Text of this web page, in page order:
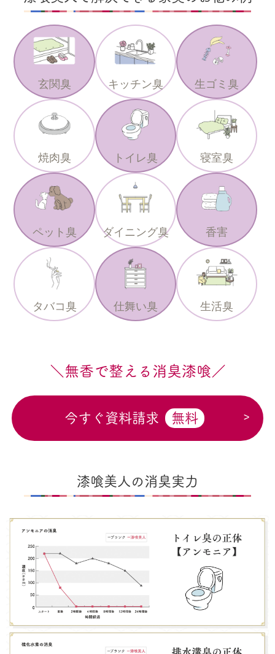
玄関臭 キッチン臭 生ゴミ臭
焼肉臭 トイレ臭 寝室臭
ペット臭 ダイニング臭 香害
タバコ臭 仕舞い臭 生活臭
＼無香で整える消臭漆喰／
今すぐ資料請求 無料
漆喰美人の消臭実力